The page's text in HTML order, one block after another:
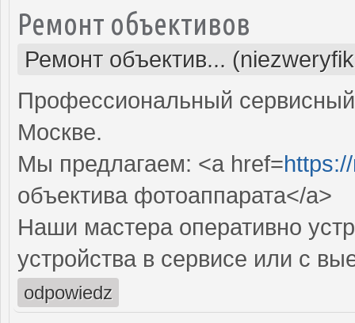
Ремонт объективов
Ремонт объектив...
Профессиональный
Москве.
Мы предлагаем: <a href=
объектива фотоаппарата</a>
Наши мастера оперативно
устройства в сервисе или с
odpowiedz